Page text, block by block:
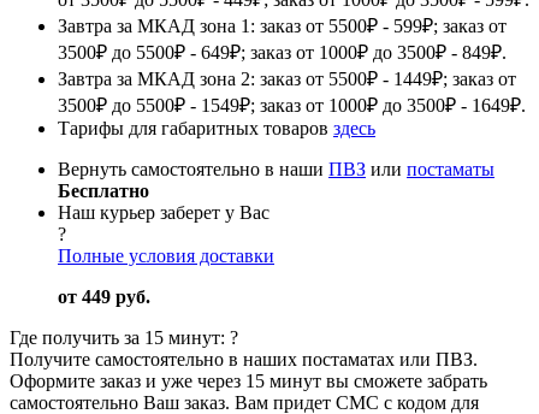
Завтра за МКАД зона 1: заказ от 5500₽ - 599₽; заказ от
3500₽ до 5500₽ - 649₽; заказ от 1000₽ до 3500₽ - 849₽.
Завтра за МКАД зона 2: заказ от 5500₽ - 1449₽; заказ от
3500₽ до 5500₽ - 1549₽; заказ от 1000₽ до 3500₽ - 1649₽.
Тарифы для габаритных товаров здесь
Вернуть самостоятельно в наши ПВЗ или постаматы
Бесплатно
Наш курьер заберет у Вас
?
Полные условия доставки
от 449 руб.
Где получить за 15 минут: ?
Получите самостоятельно в наших постаматах или ПВЗ.
Оформите заказ и уже через 15 минут вы сможете забрать
самостоятельно Ваш заказ. Вам придет СМС с кодом для